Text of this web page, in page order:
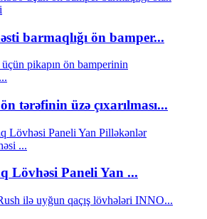
barmaqlığı ön bamper...
tərəfinin üzə çıxarılması...
Lövhəsi Paneli Yan ...